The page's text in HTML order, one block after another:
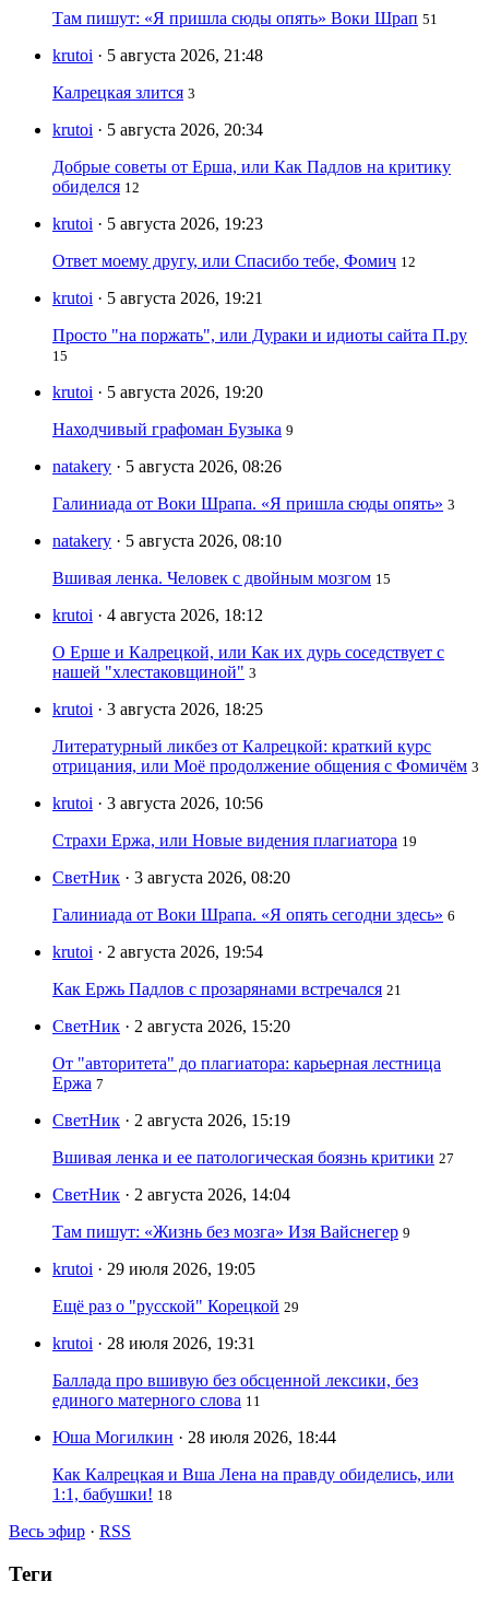
Там пишут: «Я пришла сюды опять» Воки Шрап 51
krutoi · 5 августа 2026, 21:48
Калрецкая злится 3
krutoi · 5 августа 2026, 20:34
Добрые советы от Ерша, или Как Падлов на критику
обиделся 12
krutoi · 5 августа 2026, 19:23
Ответ моему другу, или Спасибо тебе, Фомич 12
krutoi · 5 августа 2026, 19:21
Просто "на поржать", или Дураки и идиоты сайта П.ру
15
krutoi · 5 августа 2026, 19:20
Находчивый графоман Бузыка 9
natakery · 5 августа 2026, 08:26
Галиниада от Воки Шрапа. «Я пришла сюды опять» 3
natakery · 5 августа 2026, 08:10
Вшивая ленка. Человек с двойным мозгом 15
krutoi · 4 августа 2026, 18:12
О Ерше и Калрецкой, или Как их дурь соседствует с
нашей "хлестаковщиной" 3
krutoi · 3 августа 2026, 18:25
Литературный ликбез от Калрецкой: краткий курс
отрицания, или Моё продолжение общения с Фомичём 3
krutoi · 3 августа 2026, 10:56
Страхи Ержа, или Новые видения плагиатора 19
СветНик · 3 августа 2026, 08:20
Галиниада от Воки Шрапа. «Я опять сегодни здесь» 6
krutoi · 2 августа 2026, 19:54
Как Ержь Падлов с прозарянами встречался 21
СветНик · 2 августа 2026, 15:20
От "авторитета" до плагиатора: карьерная лестница
Ержа 7
СветНик · 2 августа 2026, 15:19
Вшивая ленка и ее патологическая боязнь критики 27
СветНик · 2 августа 2026, 14:04
Там пишут: «Жизнь без мозга» Изя Вайснегер 9
krutoi · 29 июля 2026, 19:05
Ещё раз о "русской" Корецкой 29
krutoi · 28 июля 2026, 19:31
Баллада про вшивую без обсценной лексики, без
единого матерного слова 11
Юша Могилкин · 28 июля 2026, 18:44
Как Калрецкая и Вша Лена на правду обиделись, или
1:1, бабушки! 18
Весь эфир · RSS
Теги